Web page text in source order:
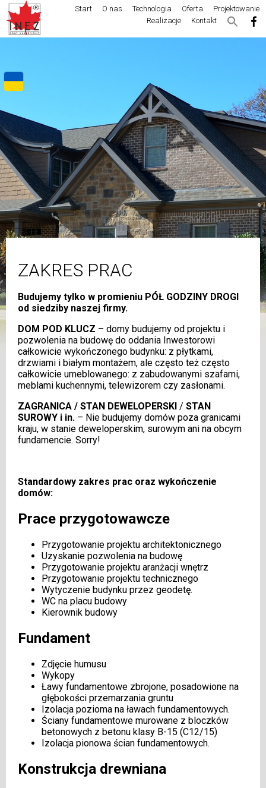
Start O nas Technologia Oferta
Projektowanie
Realizacje
Kontakt
ZAKRES PRAC
Budujemy tylko w promieniu PÓŁ GODZINY DROGI
od siedziby naszej firmy.
DOM POD KLUCZ – domy budujemy od projektu i
pozwolenia na budowę do oddania Inwestorowi
całkowicie wykończonego budynku: z płytkami,
drzwiami i białym montażem, ale często też często
całkowicie umeblowanego: z zabudowanymi szafami,
meblami kuchennymi, telewizorem czy zasłonami.
ZAGRANICA / STAN DEWELOPERSKI / STAN
SUROWY i in. – Nie budujemy domów poza granicami
kraju, w stanie deweloperskim, surowym ani na obcym
fundamencie. Sorry!
Standardowy zakres prac oraz wykończenie
domów:
Prace przygotowawcze
Przygotowanie projektu architektonicznego
Uzyskanie pozwolenia na budowę
Przygotowanie projektu aranżacji wnętrz
Przygotowanie projektu technicznego
Wytyczenie budynku przez geodetę.
WC na placu budowy
Kierownik budowy
Fundament
Zdjęcie humusu
Wykopy
Ławy fundamentowe zbrojone, posadowione na
głębokości przemarzania gruntu
Izolacja pozioma na ławach fundamentowych.
Ściany fundamentowe murowane z bloczków
betonowych z betonu klasy B-15 (C12/15)
Izolacja pionowa ścian fundamentowych.
Konstrukcja drewniana